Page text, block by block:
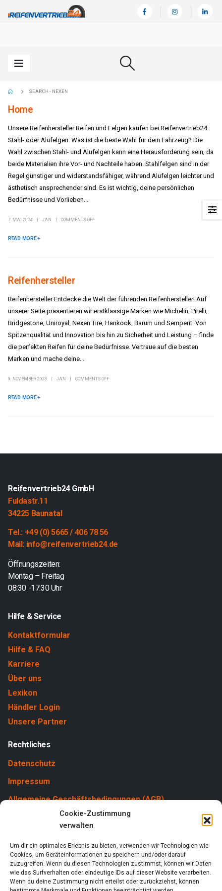
Cookie-Zustimmung
verwalten
Um dir ein optimales Erlebnis zu bieten, verwenden wir Technologien wie
Cookies, um Geräteinformationen zu speichern und/oder darauf
zuzugreifen. Wenn du diesen Technologien zustimmst, können wir Daten
wie das Surfverhalten oder eindeutige IDs auf dieser Website verarbeiten.
Wenn du deine Zustimmung nicht erteilst oder zurückziehst, können
SEARCH - NEXEN
Home
Unsere Reifenhersteller Reifen und Felgen kaufen bei Reifenvertrieb24
Stahl- oder Alufelgen: Was ist die beste Wahl für dein Fahrzeug? Die
Wahl zwischen Stahl- und Alufelgen kann eine Herausforderung sein, da
beide Materialien ihre Vor- und Nachteile haben. Stahlfelgen sind in der
Regel günstiger und widerstandsfähiger, während Alufelgen leichter und
ästhetisch ansprechender sind. Es ist wichtig, deine persönlichen
Bedürfnisse und Vorlieben...
7. MAI 2024 JAN COMMENTS OFF
READ MORE +
Reifenhersteller
Reifenhersteller Entdecke die Welt der führenden Reifenhersteller! Auf
unserer Seite präsentieren wir erstklassige Marken wie Michelin, Pirelli,
Bridgestone, Uniroyal, Nexen Tire, Hankook, Barum und Semperit. Von
Spitzenqualität und Innovation bis hin zu Sicherheit und Leistung – finde
die perfekten Reifen für deine Bedürfnisse. Vertraue auf die besten
Marken und mache deine...
9. NOVEMBER 2023 JAN COMMENTS OFF
READ MORE +
Reifenvertrieb24 GmbH
Fuldastr.11
34225 Baunatal
Tel.: +49 (0) 5665 / 406 78 56
Mail: info@reifenvertrieb24.de
Öffnungszeiten:
Montag – Freitag
08:30 -17:30 Uhr
Hilfe & Service
Kontaktformular
Hilfe & FAQ
Karriere
Über uns
Lexikon
Händler Login
Unsere Partner
Rechtliches
Datenschutz
Impressum
Allgemeine Geschäftsbedingungen (AGB)